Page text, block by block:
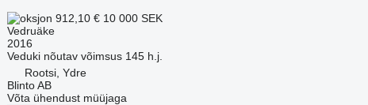
912,10 € 10 000 SEK
Vedruäke
2016
Veduki nõutav võimsus 145 h.j.
Rootsi, Ydre
Blinto AB
Võta ühendust müüjaga